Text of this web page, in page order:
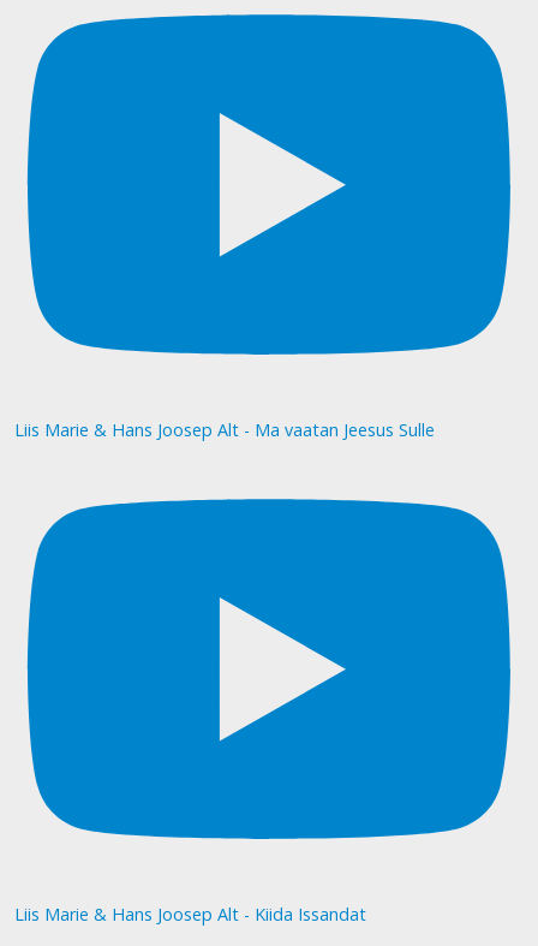
Liis Marie & Hans Joosep Alt - Ma vaatan Jeesus Sulle
Liis Marie & Hans Joosep Alt - Kiida Issandat